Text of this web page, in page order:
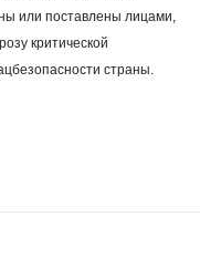
или поставлены лицами,
критической
страны.